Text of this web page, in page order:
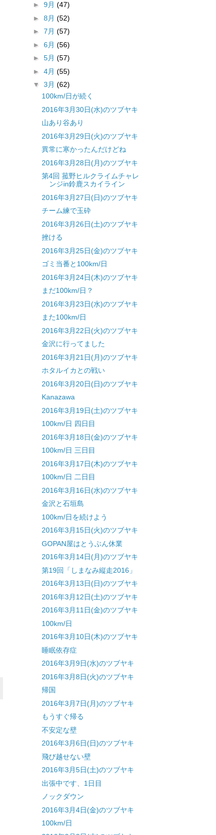
► 9月 (47)
► 8月 (52)
► 7月 (57)
► 6月 (56)
► 5月 (57)
► 4月 (55)
▼ 3月 (62)
100km/日が続く
2016年3月30日(水)のツブヤキ
山あり谷あり
2016年3月29日(火)のツブヤキ
異常に寒かったんだけどね
2016年3月28日(月)のツブヤキ
第4回 菰野ヒルクライムチャレ
ンジin鈴鹿スカイライン
2016年3月27日(日)のツブヤキ
チーム練で玉砕
2016年3月26日(土)のツブヤキ
挫ける
2016年3月25日(金)のツブヤキ
ゴミ当番と100km/日
2016年3月24日(木)のツブヤキ
まだ100km/日？
2016年3月23日(水)のツブヤキ
また100km/日
2016年3月22日(火)のツブヤキ
金沢に行ってました
2016年3月21日(月)のツブヤキ
ホタルイカとの戦い
2016年3月20日(日)のツブヤキ
Kanazawa
2016年3月19日(土)のツブヤキ
100km/日 四日目
2016年3月18日(金)のツブヤキ
100km/日 三日目
2016年3月17日(木)のツブヤキ
100km/日 二日目
2016年3月16日(水)のツブヤキ
金沢と石垣島
100km/日を続けよう
2016年3月15日(火)のツブヤキ
GOPAN屋はとうぶん休業
2016年3月14日(月)のツブヤキ
第19回「しまなみ縦走2016」
2016年3月13日(日)のツブヤキ
2016年3月12日(土)のツブヤキ
2016年3月11日(金)のツブヤキ
100km/日
2016年3月10日(木)のツブヤキ
睡眠依存症
2016年3月9日(水)のツブヤキ
2016年3月8日(火)のツブヤキ
帰国
2016年3月7日(月)のツブヤキ
もうすぐ帰る
不安定な壁
2016年3月6日(日)のツブヤキ
飛び越せない壁
2016年3月5日(土)のツブヤキ
出張中です、1日目
ノックダウン
2016年3月4日(金)のツブヤキ
100km/日